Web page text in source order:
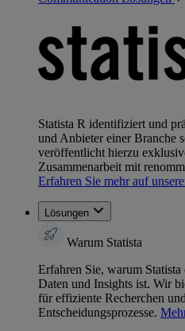
Statista R identifiziert und
und Anbieter einer Branche
veröffentlicht hierzu
Zusammenarbeit mit
Erfahren Sie mehr auf
Lösungen
Warum Statista
Erfahren Sie, warum
Daten und Insights ist. Wir
für effiziente Recherchen
Entscheidungsprozesse.